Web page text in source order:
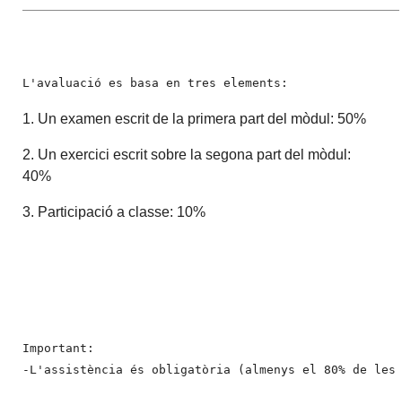
L'avaluació es basa en tres elements:
1. Un examen escrit de la primera part del mòdul: 50%
2. Un exercici escrit sobre la segona part del mòdul:
40%
3. Participació a classe: 10%
Important:
-L'assistència és obligatòria (almenys el 80% de les